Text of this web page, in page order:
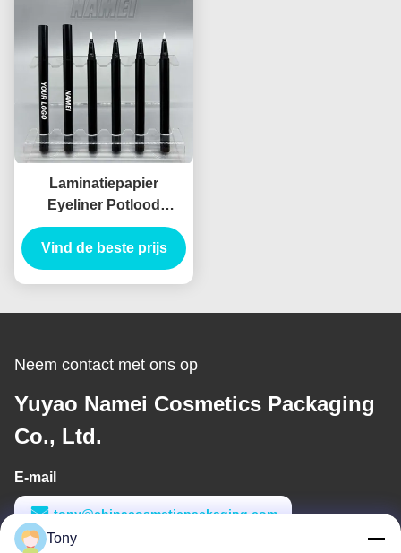
Laminatiepapier
Eyeliner Potlood
Container
Verpakkingsbuis
Eyeliner Buis Injecties
Vind de beste prijs
Neem contact met ons op
Yuyao Namei Cosmetics Packaging
Co., Ltd.
E-mail
tony@chinacosmeticpackaging.com
Tony